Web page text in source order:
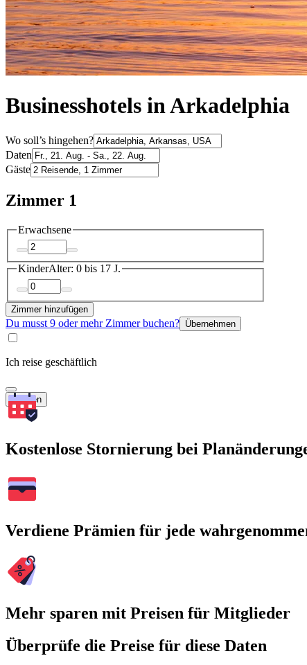
Businesshotels in Arkadelphia
Wo soll’s hingehen?
Daten
Gäste
Zimmer 1
Erwachsene
KinderAlter: 0 bis 17 J.
Zimmer hinzufügen
Du musst 9 oder mehr Zimmer buchen? Übernehmen
Ich reise geschäftlich
Suchen
Kostenlose Stornierung bei
Verdiene Prämien für jede
Mehr sparen mit Preisen für Mitglieder
Überprüfe die Preise für diese Daten